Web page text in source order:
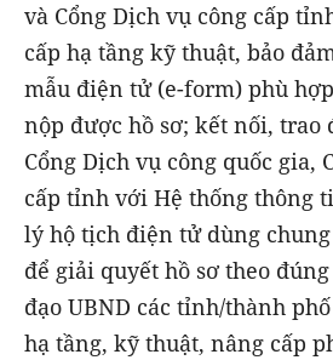
và Cổng Dịch vụ công cấp
cấp hạ tầng kỹ thuật, bảo
mẫu điện tử (e-form) phù
nộp được hồ sơ; kết nối,
Cổng Dịch vụ công quốc gia,
cấp tỉnh với Hệ thống thông
lý hộ tịch điện tử dùng chung
để giải quyết hồ sơ theo
đạo UBND các tỉnh/thành
hạ tầng, kỹ thuật, nâng cấp